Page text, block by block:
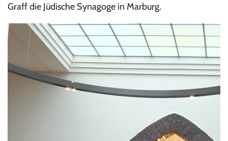
Graff die Jüdische Synagoge in Marburg.